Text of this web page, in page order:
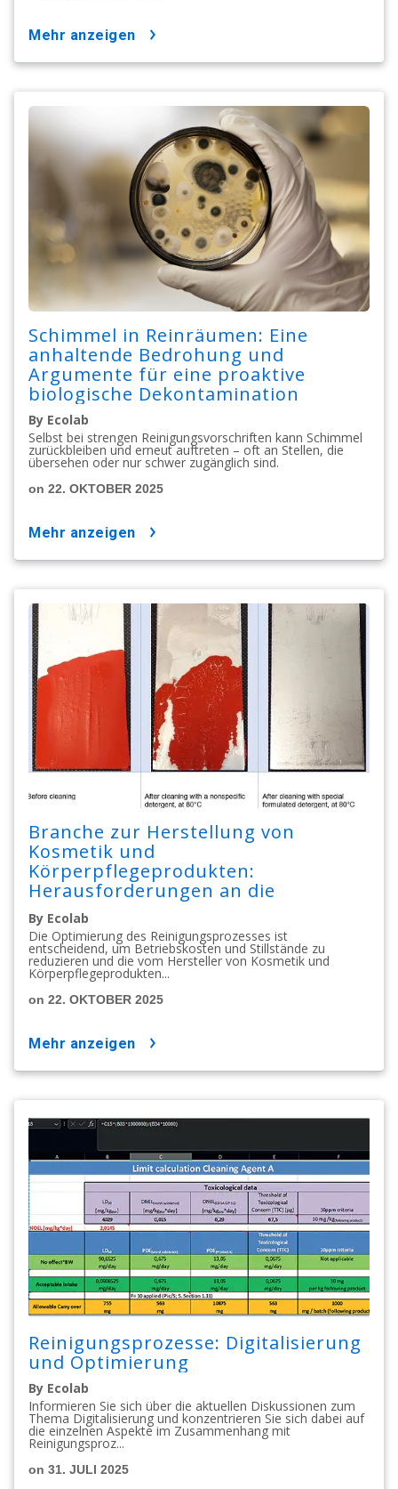
mehr anzeigen
Schimmel in Reinräumen: Eine
anhaltende Bedrohung und
Argumente für eine proaktive
biologische Dekontamination
By Ecolab
Selbst bei strengen Reinigungsvorschriften kann Schimmel
zurückbleiben und erneut auftreten – oft an Stellen, die
übersehen oder nur schwer zugänglich sind.
on 22. OKTOBER 2025
mehr anzeigen
Branche zur Herstellung von
Kosmetik und
Körperpflegeprodukten:
Herausforderungen an die
Reinigung, Teil I
By Ecolab
Die Optimierung des Reinigungsprozesses ist
entscheidend, um Betriebskosten und Stillstände zu
reduzieren und die vom Hersteller von Kosmetik und
Körperpflegeprodukten...
on 22. OKTOBER 2025
mehr anzeigen
Reinigungsprozesse: Digitalisierung
und Optimierung
By Ecolab
Informieren Sie sich über die aktuellen Diskussionen zum
Thema Digitalisierung und konzentrieren Sie sich dabei auf
die einzelnen Aspekte im Zusammenhang mit
Reinigungsproz...
on 31. JULI 2025